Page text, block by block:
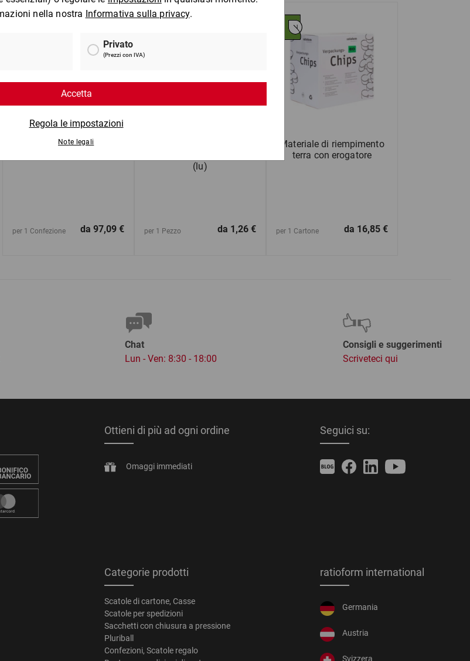
Carta velina
per 1 Confezione da 97,09 €
(lu)
per 1 Pezzo da 1,26 €
Materiale di riempimento
terra con erogatore
per 1 Cartone da 16,85 €
Chat
Lun - Ven: 8:30 - 18:00
Consigli e suggerimenti
Scriveteci qui
Ottieni di più ad ogni ordine
Omaggi immediati
Seguici su:
Categorie prodotti
Scatole di cartone, Casse
Scatole per spedizioni
Sacchetti con chiusura a pressione
Pluriball
Confezioni, Scatole regalo
ratioform international
Germania
Austria
Svizzera